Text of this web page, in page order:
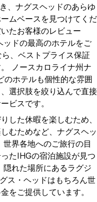
、ナグスヘッドのあらゆ
ムベースを見つけてくだ
たお客様のレビュー
ドの最高のホテルをご
、ベストプライス保証
ノースカロライナ州ナ
のホテルも個性的な雰囲
選択肢を絞り込んで直接
ビスです。
した休暇を楽しむため、
むためなど、ナグスヘッ
界各地へのご旅行の目
たIHGの宿泊施設が見つ
れた場所にあるラグジ
ス・ヘッドはもちろん世
をご提供しています。